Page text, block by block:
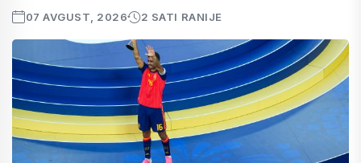
07 AVGUST, 2026 2 SATI RANIJE